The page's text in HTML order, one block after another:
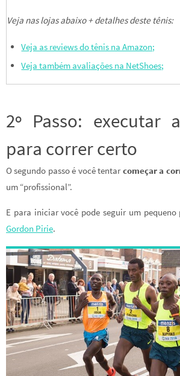
Veja nas lojas abaixo + detalhes deste tênis:
Veja as reviews do tênis na Amazon;
Veja também avaliações na NetShoes;
2º Passo: executar
para correr certo
O segundo passo é você tentar começar a
um “profissional”.
E para iniciar você pode seguir um
Gordon Pirie.